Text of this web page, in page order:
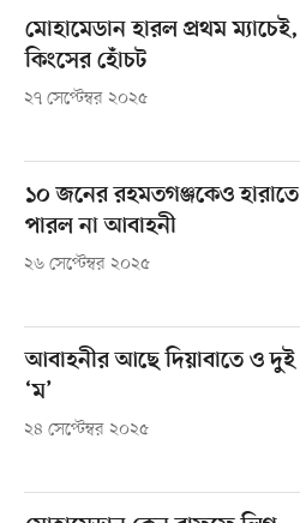
মোহামেডান হারল প্রথম ম্যাচেই,
কিংসের হোঁচট
২৭ সেপ্টেম্বর ২০২৫
১০ জনের রহমতগঞ্জকেও হারাতে
পারল না আবাহনী
২৬ সেপ্টেম্বর ২০২৫
আবাহনীর আছে দিয়াবাতে ও দুই
‘ম’
২৪ সেপ্টেম্বর ২০২৫